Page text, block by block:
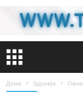
Дома Здравје